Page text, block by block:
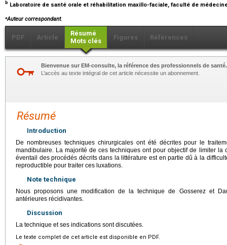
b Laboratoire de santé orale et réhabilitation maxillo-faciale, faculté de
⁎Auteur correspondant.
PDF Article
Résumé
Mots clés
Figures Références
Bienvenue sur EM-consulte, la référence des professionnels de santé.
L’accès au texte intégral de cet article nécessite un abonnement.
Résumé
Introduction
De nombreuses techniques chirurgicales ont été décrites pour le
mandibulaire. La majorité de ces techniques ont pour objectif de limiter la
éventail des procédés décrits dans la littérature est en partie dû à la
reproductible pour traiter ces luxations.
Note technique
Nous proposons une modification de la technique de Gosserez et
antérieures récidivantes.
Discussion
La technique et ses indications sont discutées.
Le texte complet de cet article est disponible en PDF.